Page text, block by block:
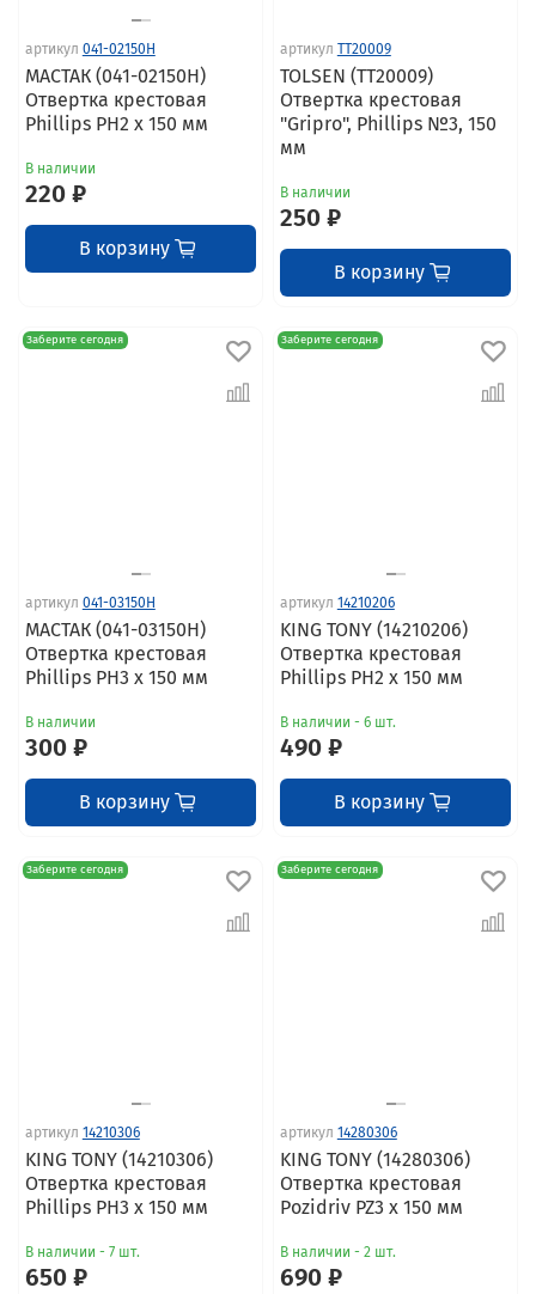
артикул 041-02150H
МАСТАК (041-02150H)
Отвертка крестовая
Phillips PH2 x 150 мм
В наличии
220 ₽
В корзину
артикул TT20009
TOLSEN (TT20009)
Отвертка крестовая
"Gripro", Phillips №3, 150
мм
В наличии
250 ₽
В корзину
Заберите сегодня
артикул 041-03150H
МАСТАК (041-03150H)
Отвертка крестовая
Phillips PH3 x 150 мм
В наличии
300 ₽
В корзину
Заберите сегодня
артикул 14210206
KING TONY (14210206)
Отвертка крестовая
Phillips PH2 x 150 мм
В наличии - 6 шт.
490 ₽
В корзину
Заберите сегодня
артикул 14210306
KING TONY (14210306)
Отвертка крестовая
Phillips PH3 x 150 мм
В наличии - 7 шт.
650 ₽
Заберите сегодня
артикул 14280306
KING TONY (14280306)
Отвертка крестовая
Pozidriv PZ3 x 150 мм
В наличии - 2 шт.
690 ₽